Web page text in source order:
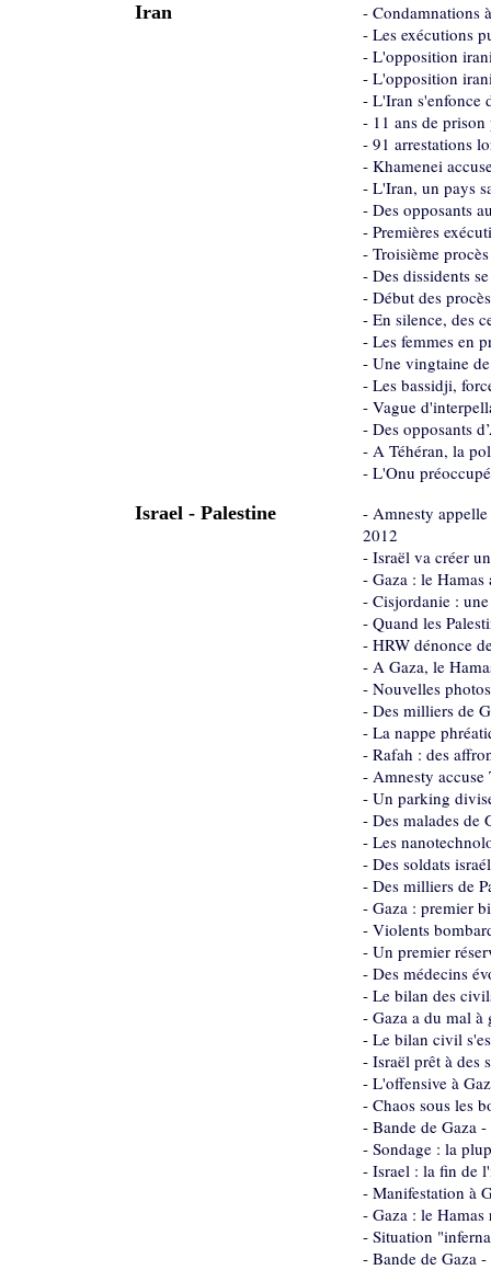
Iran
- Condamnations
- Les exécutions
- L'opposition
- L'opposition
- L'Iran s'enfonce
- 11 ans de
- 91 arrestations
- Khamenei
- L'Iran, un pays
- Des opposants
- Premières
- Troisième
- Des dissidents
- Début des
- En silence, des
- Les femmes en
- Une vingtaine
- Les bassidji,
- Vague
- Des opposants
- A Téhéran, la
- L'Onu
Israel - Palestine
- Amnesty
2012
- Israël va créer
- Gaza : le
- Cisjordanie :
- Quand les
- HRW dénonce
- A Gaza, le
- Nouvelles
- Des milliers de
- La nappe
- Rafah : des
- Amnesty
- Un parking
- Des malades de
- Les
- Des soldats
- Des milliers de
- Gaza : premier
- Violents
- Un premier
- Des médecins
- Le bilan des
- Gaza a du mal à
- Le bilan civil
- Israël prêt à des
- L'offensive à
- Chaos sous les
- Bande de Gaza
- Sondage : la
- Israel : la fin de
- Manifestation à
- Gaza : le
- Situation
- Bande de Gaza